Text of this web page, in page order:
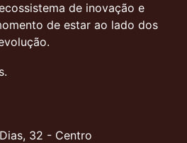
de inovação e
de estar ao lado dos
32 - Centro